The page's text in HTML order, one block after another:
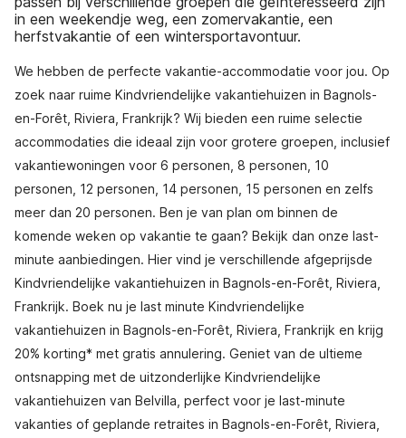
in een weekendje weg, een zomervakantie, een
herfstvakantie of een wintersportavontuur.
We hebben de perfecte vakantie-accommodatie voor jou. Op
zoek naar ruime Kindvriendelijke vakantiehuizen in Bagnols-
en-Forêt, Riviera, Frankrijk? Wij bieden een ruime selectie
accommodaties die ideaal zijn voor grotere groepen, inclusief
vakantiewoningen voor 6 personen, 8 personen, 10
personen, 12 personen, 14 personen, 15 personen en zelfs
meer dan 20 personen. Ben je van plan om binnen de
komende weken op vakantie te gaan? Bekijk dan onze last-
minute aanbiedingen. Hier vind je verschillende afgeprijsde
Kindvriendelijke vakantiehuizen in Bagnols-en-Forêt, Riviera,
Frankrijk. Boek nu je last minute Kindvriendelijke
vakantiehuizen in Bagnols-en-Forêt, Riviera, Frankrijk en krijg
20% korting* met gratis annulering. Geniet van de ultieme
ontsnapping met de uitzonderlijke Kindvriendelijke
vakantiehuizen van Belvilla, perfect voor je last-minute
vakanties of geplande retraites in Bagnols-en-Forêt, Riviera,